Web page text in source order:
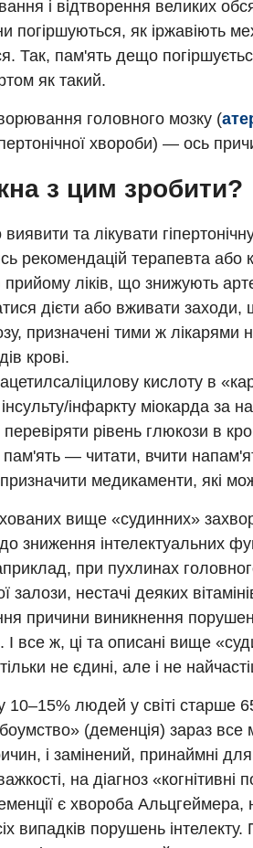
і відтворення великих
погіршуються, як іржавіють
Так, пам'ять дещо
як такий.
головного мозку (
хвороби) — ось
з цим зробити?
та лікувати
рекомендацій терапевта або
прийому ліків, що знижують
дієти або вживати
призначені тими ж лікарями
крові.
кислоту в
інфаркту міокарда за
рівень глюкози в
— читати, вчити
медикаменти, які
вище «судинних»
зниження інтелектуальних
при пухлинах
залози, нестачі деяких
причини виникнення
І все ж, ці та описані вище
не єдині, але і не
людей у світі старше
(деменція) зараз
і замінений, принаймні
на діагноз
є хвороба Альцгеймера,
випадків порушень